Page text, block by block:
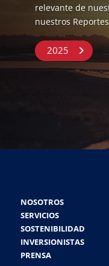
relevante de
nuestros
2025
NOSOTROS
SERVICIOS
SOSTENIBILIDAD
INVERSIONISTAS
PRENSA